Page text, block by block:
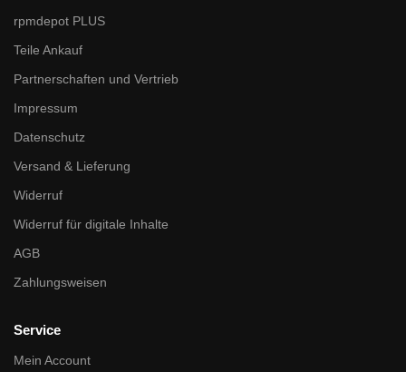
rpmdepot PLUS
Teile Ankauf
Partnerschaften und Vertrieb
Impressum
Datenschutz
Versand & Lieferung
Widerruf
Widerruf für digitale Inhalte
AGB
Zahlungsweisen
Service
Mein Account